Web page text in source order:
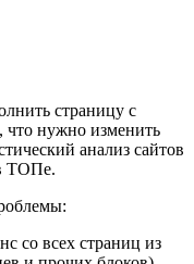
страницу с
что нужно изменить
анализ сайтов
ТОПе.
со всех страниц из